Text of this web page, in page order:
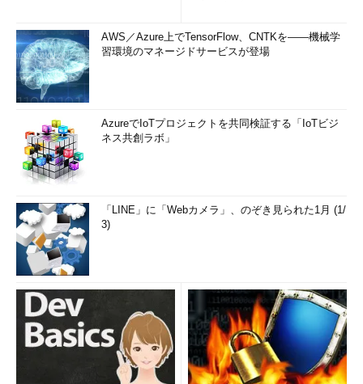
AWS／Azure上でTensorFlow、CNTKを――機械学
習環境のマネージドサービスが登場
AzureでIoTプロジェクトを共同検証する「IoTビジ
ネス共創ラボ」
「LINE」に「Webカメラ」、のぞき見られた1月 (1/
3)